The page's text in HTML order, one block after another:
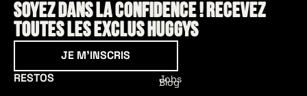
Soyez dans la confidence ! Recevez
toutes les exclus HUGGYS
Je m'inscris
JE M'INSCRIS
RESTOS
Jobs
Blog